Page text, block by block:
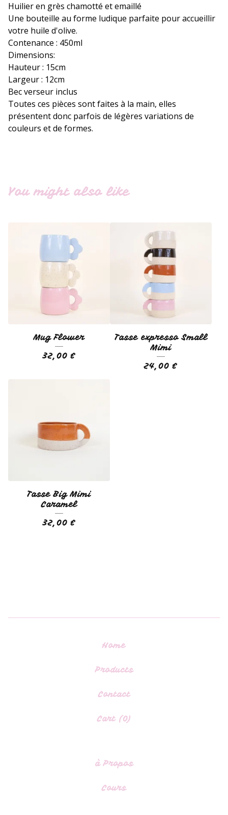
Huilier en grès chamotté et emaillé
Une bouteille au forme ludique parfaite pour accueillir
votre huile d'olive.
Contenance : 450ml
Dimensions:
Hauteur : 15cm
Largeur : 12cm
Bec verseur inclus
Toutes ces pièces sont faites à la main, elles
présentent donc parfois de légères variations de
couleurs et de formes.
You might also like
Mug Flower
32,00 €
Tasse expresso Small
Mimi
24,00 €
Tasse Big Mimi
Caramel
32,00 €
Home
Products
Contact
Cart (0)
à Propos
Cours